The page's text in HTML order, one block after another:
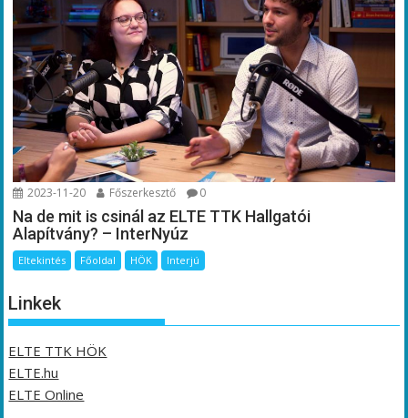
2023-11-20 Főszerkesztő 0
Na de mit is csinál az ELTE TTK Hallgatói
Alapítvány? – InterNyúz
Eltekintés Főoldal HÖK Interjú
Linkek
ELTE TTK HÖK
ELTE.hu
ELTE Online